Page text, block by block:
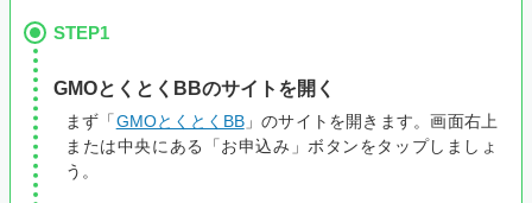
STEP1
GMOとくとくBBのサイトを開く
まず「GMOとくとくBB」のサイトを開きます。画面右上
または中央にある「お申込み」ボタンをタップしましょ
う。